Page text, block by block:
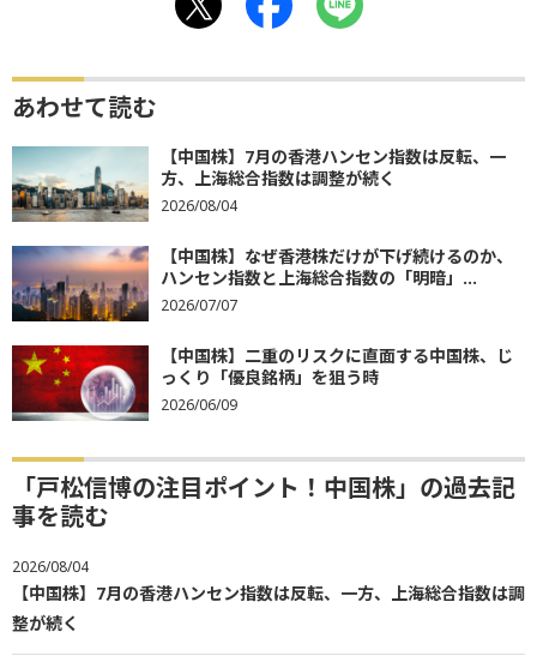
あわせて読む
【中国株】7月の香港ハンセン指数は反転、一
方、上海総合指数は調整が続く
2026/08/04
【中国株】なぜ香港株だけが下げ続けるのか、
ハンセン指数と上海総合指数の「明暗」...
2026/07/07
【中国株】二重のリスクに直面する中国株、じ
っくり「優良銘柄」を狙う時
2026/06/09
「戸松信博の注目ポイント！中国株」の過去記
事を読む
2026/08/04
【中国株】7月の香港ハンセン指数は反転、一方、上海総合指数は調
整が続く